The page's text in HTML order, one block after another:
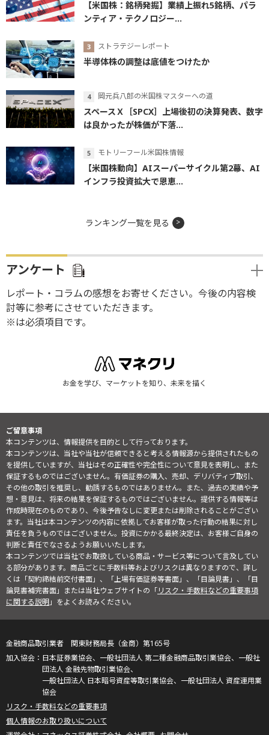
【米国株：銘柄発掘】業績上振れ5銘柄、パラ
ンティア・テクノロジー...
ストラテジーレポート
半導体株の調整は底値をつけたか
岡元兵八郎の米国株マスターへの道
スペースＸ［SPCX］上場後初の決算発表、数字
は良かったが株価が下落...
モトリーフール米国株情報
【米国株動向】AIスーパーサイクル第2幕、AI
インフラ投資拡大で恩恵...
ランキング一覧を見る
アンケート
レポート・コラムの感想をお寄せください。今後の内容検
討等に参考にさせていただきます。
※は必須項目です。
お金を学び、マーケットを知り、未来を描く
ご留意事項
本コンテンツは、情報提供を目的として行っております。
本コンテンツは、当社や当社が信頼できると考える情報源から提供されたもの
を提供していますが、当社はその正確性や完全性について意見を表明し、また
保証するものではございません。有価証券の購入、売却、デリバティブ取引、
その他の取引を推奨し、勧誘するものではありません。また、過去の実績や予
想・意見は、将来の結果を保証するものではございません。提供する情報等は
作成時現在のものであり、今後予告なしに変更または削除されることがござい
ます。当社は本コンテンツの内容に依拠してお客様が取った行動の結果に対し
責任を負うものではございません。投資にかかる最終決定は、お客様ご自身の
判断と責任でなさるようお願いいたします。
本コンテンツでは当社でお取扱している商品・サービス等について言及してい
る部分があります。商品ごとに手数料等およびリスクは異なりますので、詳し
くは「契約締結前交付書面」、「上場有価証券等書面」、「目論見書」、「目
論見書補完書面」または当社ウェブサイトの「リスク・手数料などの重要事項
に関する説明」をよくお読みください。
金融商品取引業者 関東財務局長（金商）第165号
日本証券業協会、一般社団法人 第二種金融商品取引業協会、一般社
団法人 金融先物取引業協会、
一般社団法人 日本暗号資産等取引業協会、一般社団法人 資産運用業
協会
リスク・手数料などの重要事項
個人情報のお取り扱いについて